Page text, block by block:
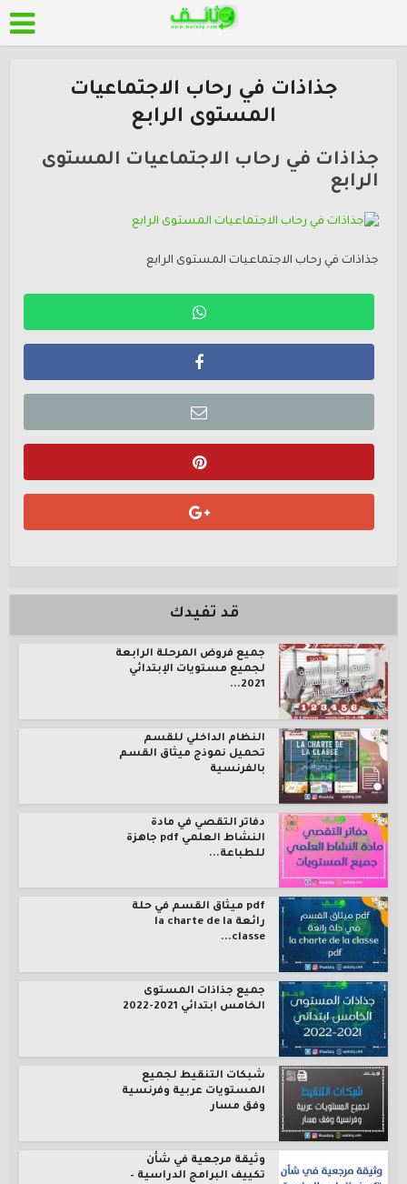
جذاذات في رحاب الاجتماعيات
المستوى الرابع
جذاذات في رحاب الاجتماعيات المستوى
الرابع
جذاذات في رحاب الاجتماعيات المستوى الرابع
قد تفيدك
جميع فروض المرحلة الرابعة
لجميع مستويات الإبتدائي
2021...
النظام الداخلي للقسم
تحميل نموذج ميثاق القسم
بالفرنسية
دفاتر التقصي في مادة
النشاط العلمي pdf جاهزة
للطباعة...
pdf ميثاق القسم في حلة
رائعة la charte de la
classe...
جميع جذاذات المستوى
الخامس ابتدائي 2021-2022
شبكات التنقيط لجميع
المستويات عربية وفرنسية
وفق مسار
وثيقة مرجعية في شأن
تكييف البرامج الدراسية –